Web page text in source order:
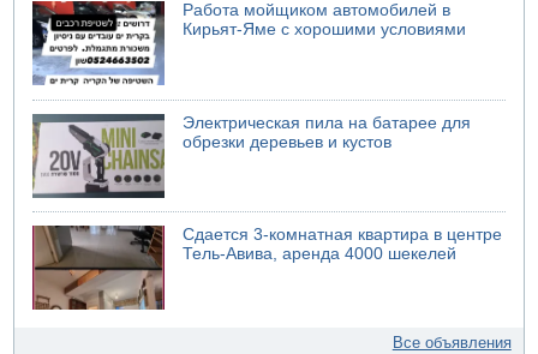
Работа мойщиком автомобилей в
Кирьят-Яме с хорошими условиями
Электрическая пила на батарее для
обрезки деревьев и кустов
Сдается 3-комнатная квартира в центре
Тель-Авива, аренда 4000 шекелей
Все объявления